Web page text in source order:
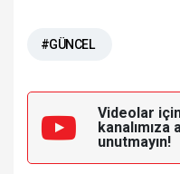
#GÜNCEL
Videolar
kanalımıza
unutmayın!